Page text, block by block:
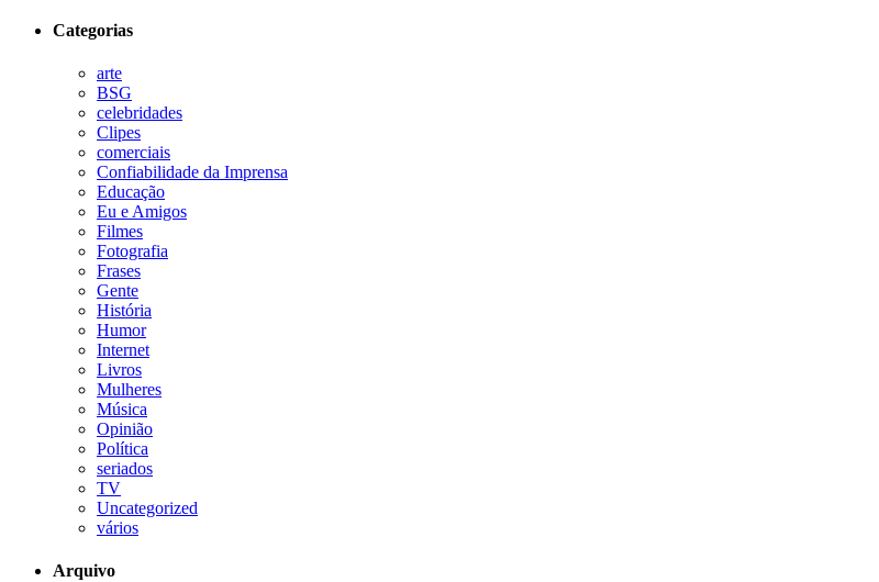
Categorias
arte
BSG
celebridades
Clipes
comerciais
Confiabilidade da Imprensa
Educação
Eu e Amigos
Filmes
Fotografia
Frases
Gente
História
Humor
Internet
Livros
Mulheres
Música
Opinião
Política
seriados
TV
Uncategorized
vários
Arquivo